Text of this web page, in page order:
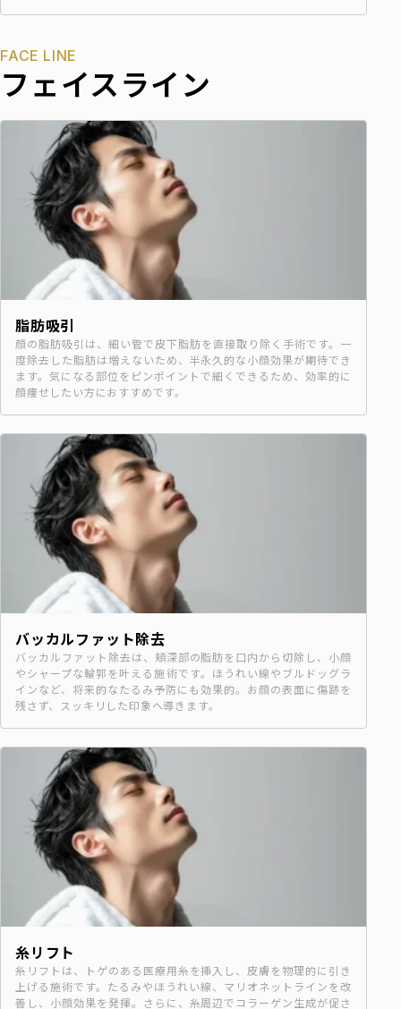
フェイスライン
FACE LINE
脂肪吸引
顔の脂肪吸引は、細い管で皮下脂肪を直接取り除く手術です。一
度除去した脂肪は増えないため、半永久的な小顔効果が期待でき
ます。気になる部位をピンポイントで細くできるため、効率的に
顔痩せしたい方におすすめです。
バッカルファット除去
バッカルファット除去は、頬深部の脂肪を口内から切除し、小顔
やシャープな輪郭を叶える施術です。ほうれい線やブルドッグラ
インなど、将来的なたるみ予防にも効果的。お顔の表面に傷跡を
残さず、スッキリした印象へ導きます。
糸リフト
糸リフトは、トゲのある医療用糸を挿入し、皮膚を物理的に引き
上げる施術です。たるみやほうれい線、マリオネットラインを改
善し、小顔効果を発揮。さらに、糸周辺でコラーゲン生成が促さ